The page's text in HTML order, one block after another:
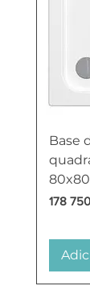
Base
Preço
178